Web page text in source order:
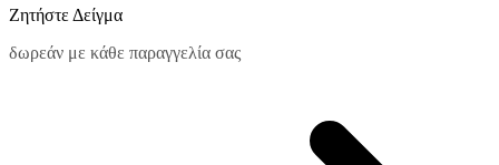
προϊόν
πολλαπλές
Ζητήστε Δείγμα
δωρεάν με κάθε παραγγελία σας